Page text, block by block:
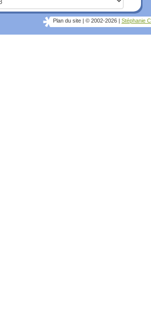
Plan du site © 2002-2026 Stéphanie C